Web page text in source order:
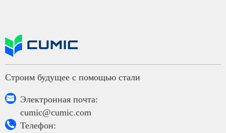
Строим будущее с помощью стали

Электронная почта:
cumic@cumic.com

Телефон: